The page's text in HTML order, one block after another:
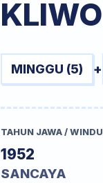
MINGGU (5) +
TAHUN JAWA / WINDU
1952
SANCAYA